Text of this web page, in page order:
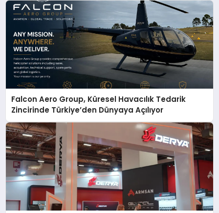
Falcon Aero Group, Küresel Havacılık Tedarik
Zincirinde Türkiye’den Dünyaya Açılıyor